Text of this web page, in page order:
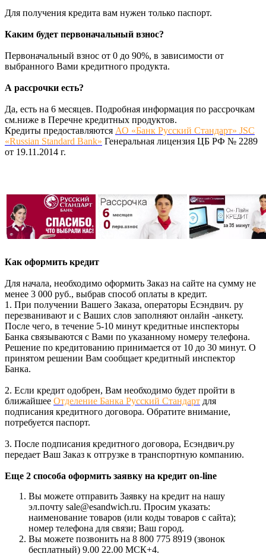
Для получения кредита вам нужен только паспорт.
Каким будет первоначальный взнос?
Первоначальный взнос от 0 до 90%, в зависимости от
выбранного Вами кредитного продукта.
А рассрочки есть?
Да, есть на 6 месяцев. Подробная информация по рассрочкам
см.ниже в Перечне кредитных продуктов.
Кредиты предоставляются АО «Банк Русский Стандарт» JSC
«Russian Standard Bank» Генеральная лицензия ЦБ РФ № 2289
от 19.11.2014 г.
Как оформить кредит
Для начала, необходимо оформить Заказ на сайте на сумму не
менее 3 000 руб., выбрав способ оплаты в кредит.
1. При получении Вашего Заказа, операторы Есэндвич. ру
перезванивают и с Ваших слов заполняют онлайн -анкету.
После чего, в течение 5-10 минут кредитные инспекторы
Банка связываются с Вами по указанному номеру телефона.
Решение по кредитованию принимается от 10 до 30 минут. О
принятом решении Вам сообщает кредитный инспектор
Банка.
2. Если кредит одобрен, Вам необходимо будет пройти в
ближайшее Отделение Банка Русский Стандарт для
подписания кредитного договора. Обратите внимание,
потребуется паспорт.
3. После подписания кредитного договора, Есэндвич.ру
передает Ваш Заказ к отгрузке в транспортную компанию.
Еще 2 способа оформить заявку на кредит on-line
Вы можете отправить Заявку на кредит на нашу
эл.почту sale@esandwich.ru. Просим указать:
наименование товаров (или коды товаров с сайта);
номер телефона для связи; Ваш город.
Вы можете позвонить на 8 800 775 8919 (звонок
бесплатный) 9.00 22.00 МСК+4.